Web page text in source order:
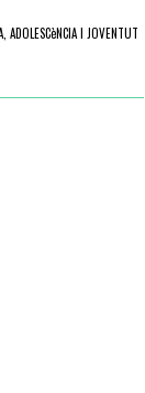
ADOLESCèNCIA I JOVENTUT